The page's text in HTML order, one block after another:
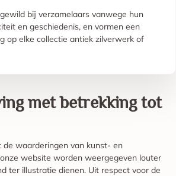
bij verzamelaars vanwege hun
en geschiedenis, en vormen een
op elke collectie antiek zilverwerk of
met betrekking tot
de waarderingen van kunst- en
website worden weergegeven louter
ter illustratie dienen. Uit respect voor de